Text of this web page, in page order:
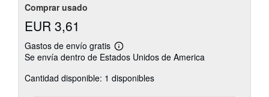
Comprar usado
EUR 3,61
Gastos de envío gratis
Más
información
las
tarifas
Se envía dentro de Estados Unidos de America
Cantidad disponible: 1 disponibles